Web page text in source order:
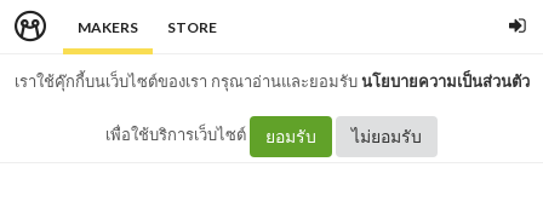
MAKERS STORE
เราใช้คุ๊กกี้บนเว็บไซต์ของเรา กรุณาอ่านและยอมรับนโยบายความเป็นส่วนตัว
เพื่อใช้บริการเว็บไซต์ ยอมรับ ไม่ยอมรับ